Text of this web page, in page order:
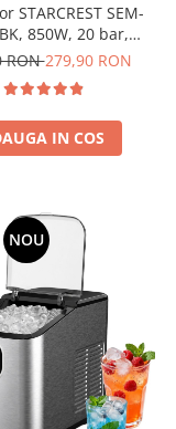
STARCREST SEM-
850W, 20 bar,
detasabil 1.5L,
inox, Negru/Inox
RON279,90 RON
IN COS
NOU